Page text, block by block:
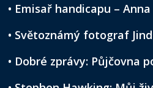
• Emisař handicapu –
• Světoznámý fotograf
• Dobré zprávy: Půjčovna